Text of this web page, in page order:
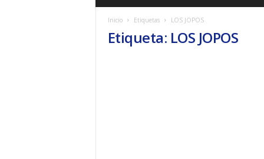
Inicio Etiquetas LOS JOPOS
Etiqueta: LOS JOPOS